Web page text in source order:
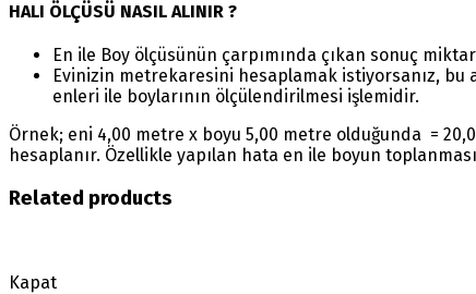
HALI ÖLÇÜSÜ NASIL ALINIR ?
En ile Boy ölçüsünün çarpımında çıkan sonuç
Evinizin metrekaresini hesaplamak istiyorsanız,
enleri ile boylarının ölçülendirilmesi işlemidir.
Örnek; eni 4,00 metre x boyu 5,00 metre olduğunda =
hesaplanır. Özellikle yapılan hata en ile boyun
Related products
Kapat